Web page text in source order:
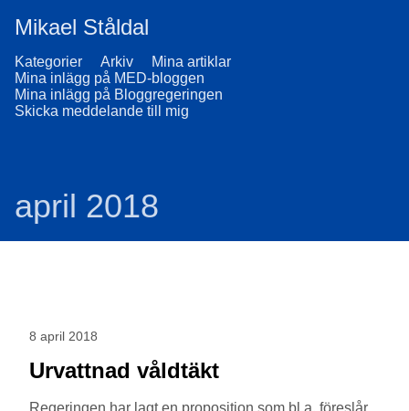
Mikael Ståldal
Kategorier Arkiv
Mina artiklar
Mina inlägg på MED-bloggen
Mina inlägg på Bloggregeringen
Skicka meddelande till mig
april 2018
8 april 2018
Urvattnad våldtäkt